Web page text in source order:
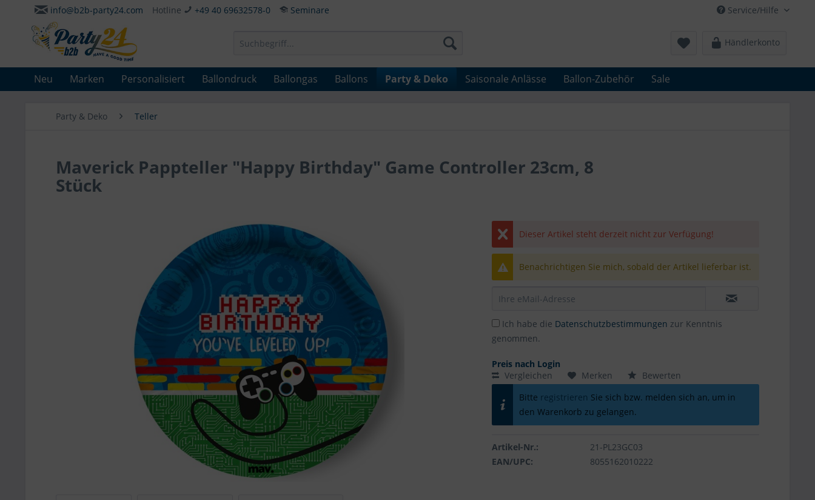
Service/Hilfe
info@b2b-party24.com Hotline +49 40 69632578-0 Seminare
Händlerkonto
Neu Marken Personalisiert Ballondruck Ballongas Ballons Party & Deko Saisonale Anlässe Ballon-Zubehör Sale
Party & Deko Teller
Maverick Pappteller "Happy Birthday" Game Controller 23cm, 8
Stück
Dieser Artikel steht derzeit nicht zur Verfügung!
Benachrichtigen Sie mich, sobald der Artikel lieferbar ist.
Ich habe die Datenschutzbestimmungen zur Kenntnis
genommen.
Preis nach Login
Vergleichen
Merken
Bewerten
Bitte registrieren Sie sich bzw. melden sich an, um in
den Warenkorb zu gelangen.
Artikel-Nr.:
21-PL23GC03
EAN/UPC:
8055162010222